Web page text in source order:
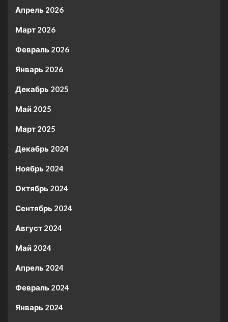
Апрель 2026
Март 2026
Февраль 2026
Январь 2026
Декабрь 2025
Май 2025
Март 2025
Декабрь 2024
Ноябрь 2024
Октябрь 2024
Сентябрь 2024
Август 2024
Май 2024
Апрель 2024
Февраль 2024
Январь 2024